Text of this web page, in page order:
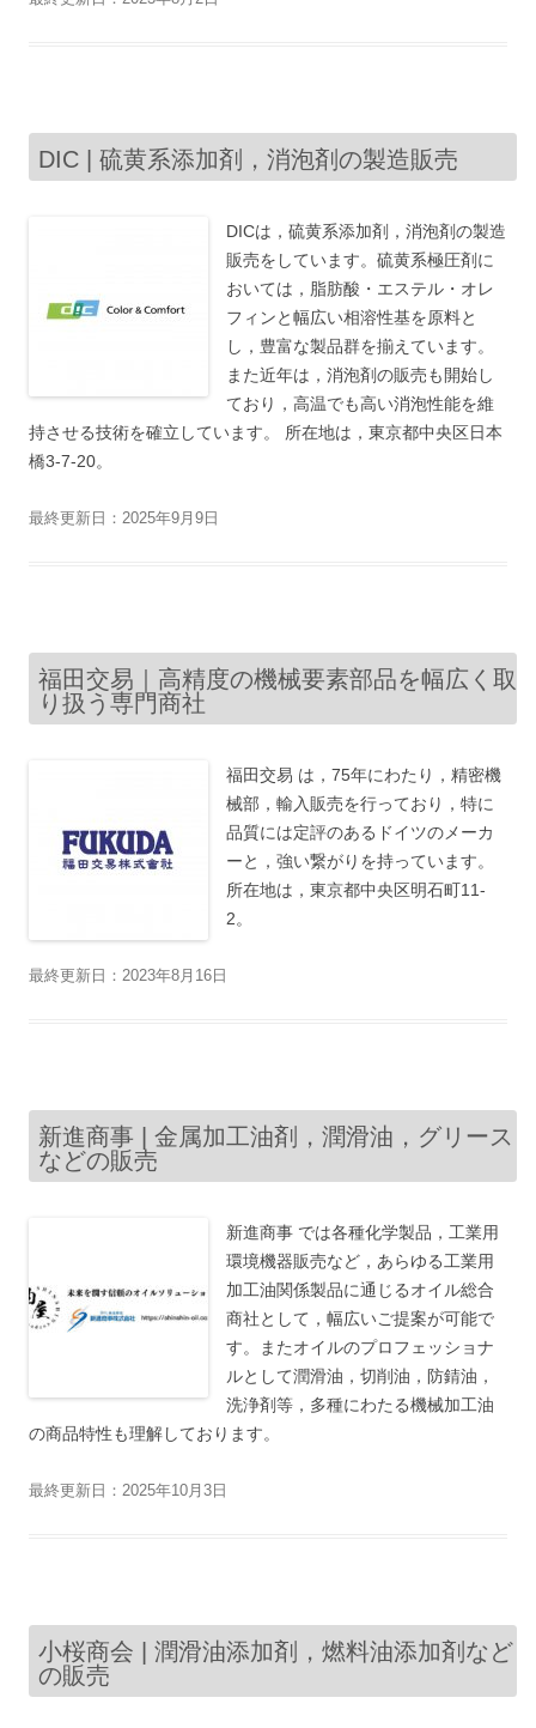
DIC | 硫黄系添加剤，消泡剤の製造販売
DICは，硫黄系添加剤，消泡剤の製造
販売をしています。硫黄系極圧剤に
おいては，脂肪酸・エステル・オレ
フィンと幅広い相溶性基を原料と
し，豊富な製品群を揃えています。
また近年は，消泡剤の販売も開始し
ており，高温でも高い消泡性能を維
持させる技術を確立しています。 所在地は，東京都中央区日本
橋3-7-20。
最終更新日：2025年9月9日
福田交易｜高精度の機械要素部品を幅広く取
り扱う専門商社
福田交易 は，75年にわたり，精密機
械部，輸入販売を行っており，特に
品質には定評のあるドイツのメーカ
ーと，強い繋がりを持っています。
所在地は，東京都中央区明石町11-
2。
最終更新日：2023年8月16日
新進商事 | 金属加工油剤，潤滑油，グリース
などの販売
新進商事 では各種化学製品，工業用
環境機器販売など，あらゆる工業用
加工油関係製品に通じるオイル総合
商社として，幅広いご提案が可能で
す。またオイルのプロフェッショナ
ルとして潤滑油，切削油，防錆油，
洗浄剤等，多種にわたる機械加工油
の商品特性も理解しております。
最終更新日：2025年10月3日
小桜商会 | 潤滑油添加剤，燃料油添加剤など
の販売